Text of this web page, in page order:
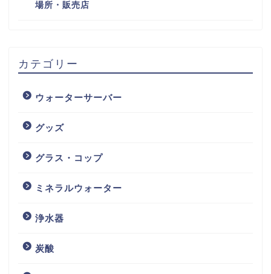
場所・販売店
カテゴリー
ウォーターサーバー
グッズ
グラス・コップ
ミネラルウォーター
浄水器
炭酸